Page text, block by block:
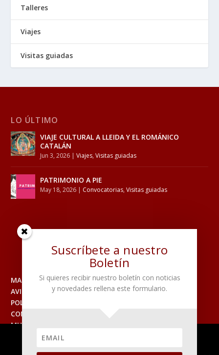
Talleres
Viajes
Visitas guiadas
LO ÚLTIMO
VIAJE CULTURAL A LLEIDA Y EL ROMÁNICO
CATALÁN
Jun 3, 2026 |Viajes,Visitas guiadas
PATRIMONIO A PIE
May 18, 2026 | Convocatorias,Visitas guiadas
MAPA DEL SITIO
AVISO LEGAL
POLITICA DE PRIVACIDAD
CONTACTO
MUSEO
Suscríbete a nuestro
Boletín
Si quieres recibir nuestro boletín con noticias
y novedades rellena este formulario.
Utilizamos cookies para asegurar que damos la mejor